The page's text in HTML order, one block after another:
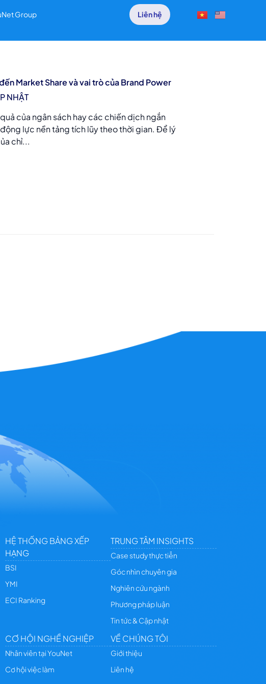
Group Liên hệ
Market Share và vai trò của Brand Power
NHẬT
của ngân sách hay các chiến dịch ngắn
lực nền tảng tích lũy theo thời gian. Để lý
chỉ...
HỆ THỐNG BẢNG XẾP
HẠNG
BSI
YMI
ECI Ranking
TRUNG TÂM INSIGHTS
Case study thực tiễn
Góc nhìn chuyên gia
Nghiên cứu ngành
Phương pháp luận
Tin tức & Cập nhật
CƠ HỘI NGHỀ NGHIỆP
Nhân viên tại YouNet
Cơ hội việc làm
VỀ CHÚNG TÔI
Giới thiệu
Liên hệ